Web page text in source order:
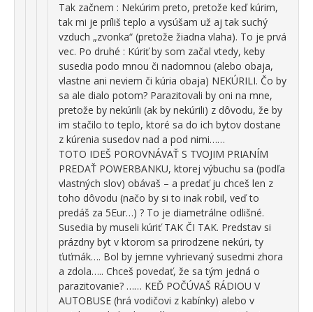
Tak začnem : Nekúrim preto, pretože keď kúrim,
tak mi je príliš teplo a vysúšam už aj tak suchý
vzduch „zvonka“ (pretože žiadna vlaha). To je prvá
vec. Po druhé : Kúriť by som začal vtedy, keby
susedia podo mnou či nadomnou (alebo obaja,
vlastne ani neviem či kúria obaja) NEKÚRILI. Čo by
sa ale dialo potom? Parazitovali by oni na mne,
pretože by nekúrili (ak by nekúrili) z dôvodu, že by
im stačilo to teplo, ktoré sa do ich bytov dostane
z kúrenia susedov nad a pod nimi……
TOTO IDEŠ POROVNÁVAŤ S TVOJIM PRIANÍM
PREDAŤ POWERBANKU, ktorej výbuchu sa (podľa
vlastných slov) obávaš – a predať ju chceš len z
toho dôvodu (načo by si to inak robil, veď to
predáš za 5Eur…) ? To je diametrálne odlišné.
Susedia by museli kúriť TAK ČI TAK. Predstav si
prázdny byt v ktorom sa prirodzene nekúri, ty
ťuťmák…. Bol by jemne vyhrievaný susedmi zhora
a zdola….. Chceš povedať, že sa tým jedná o
parazitovanie? …… KEĎ POČÚVAŠ RÁDIOU V
AUTOBUSE (hrá vodičovi z kabínky) alebo v